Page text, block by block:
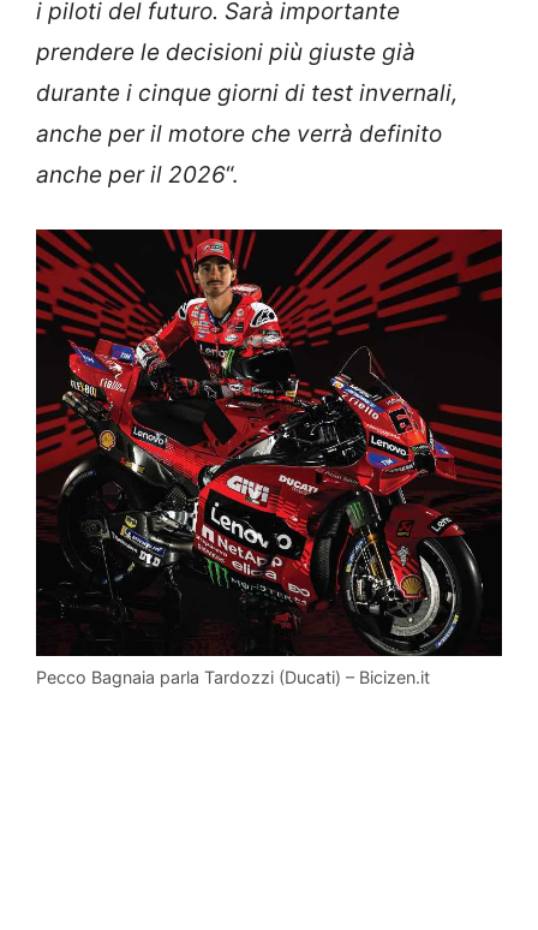
i piloti del futuro. Sarà importante
prendere le decisioni più giuste già
durante i cinque giorni di test invernali,
anche per il motore che verrà definito
anche per il 2026“.
Pecco Bagnaia parla Tardozzi (Ducati) – Bicizen.it